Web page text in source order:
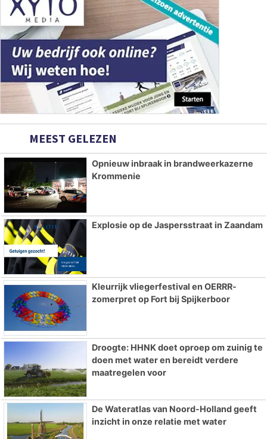
MEEST GELEZEN
Opnieuw inbraak in brandweerkazerne
Krommenie
Explosie op de Jaspersstraat in Zaandam
Kleurrijk vliegerfestival en OERRR-
zomerpret op Fort bij Spijkerboor
Droogte: HHNK doet oproep om zuinig te
doen met water en bereidt verdere
maatregelen voor
De Wateratlas van Noord-Holland geeft
inzicht in onze relatie met water